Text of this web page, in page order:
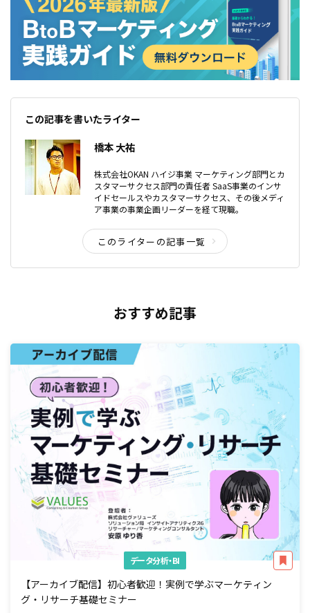
この記事を書いたライター
橋本 大祐
株式会社OKAN ハイジ事業 マーケティング部門とカ
スタマーサクセス部門の責任者 SaaS事業のインサ
イドセールスやカスタマーサクセス、その後メディ
ア事業の事業企画リーダーを経て現職。
このライターの記事一覧
おすすめ記事
データ分析・BI
【アーカイブ配信】初心者歓迎！実例で学ぶマーケティン
グ・リサーチ基礎セミナー